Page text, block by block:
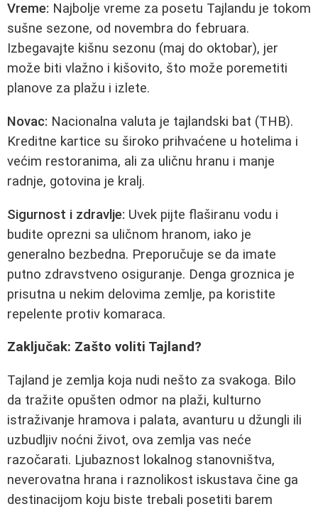
Vreme: Najbolje vreme za posetu Tajlandu je tokom
sušne sezone, od novembra do februara.
Izbegavajte kišnu sezonu (maj do oktobar), jer
može biti vlažno i kišovito, što može poremetiti
planove za plažu i izlete.
Novac: Nacionalna valuta je tajlandski bat (THB).
Kreditne kartice su široko prihvaćene u hotelima i
većim restoranima, ali za uličnu hranu i manje
radnje, gotovina je kralj.
Sigurnost i zdravlje: Uvek pijte flaširanu vodu i
budite oprezni sa uličnom hranom, iako je
generalno bezbedna. Preporučuje se da imate
putno zdravstveno osiguranje. Denga groznica je
prisutna u nekim delovima zemlje, pa koristite
repelente protiv komaraca.
Zaključak: Zašto voliti Tajland?
Tajland je zemlja koja nudi nešto za svakoga. Bilo
da tražite opušten odmor na plaži, kulturno
istraživanje hramova i palata, avanturu u džungli ili
uzbudljiv noćni život, ova zemlja vas neće
razočarati. Ljubaznost lokalnog stanovništva,
neverovatna hrana i raznolikost iskustava čine ga
destinacijom koju biste trebali posetiti barem